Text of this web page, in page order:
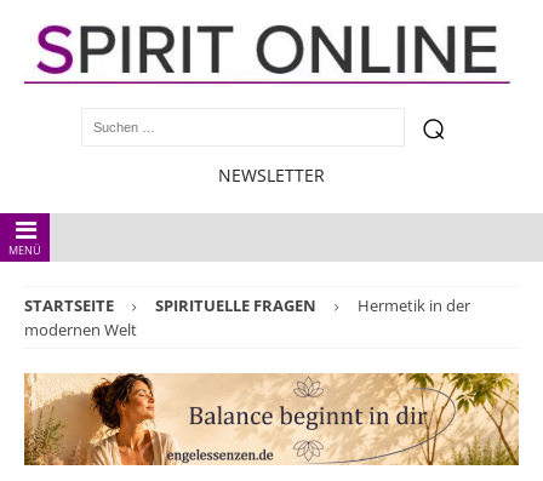
NEWSLETTER
MENÜ
STARTSEITE SPIRITUELLE FRAGEN
Hermetik in der
modernen Welt